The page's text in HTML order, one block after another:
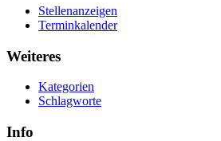
Stellenanzeigen
Terminkalender
Weiteres
Kategorien
Schlagworte
Info